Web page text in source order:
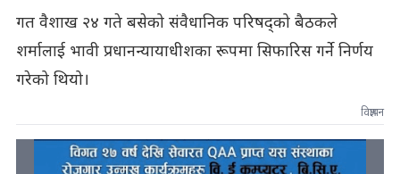
गत वैशाख २४ गते बसेको संवैधानिक परिषद्को बैठकले
शर्मालाई भावी प्रधानन्यायाधीशका रूपमा सिफारिस गर्ने निर्णय
गरेको थियो।
विज्ञापन